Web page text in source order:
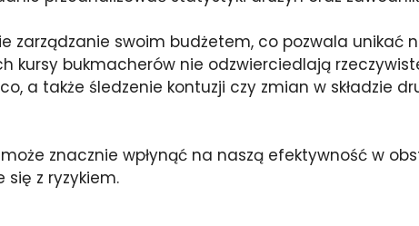
zarządzanie swoim budżetem, co pozwala unikać
kursy bukmacherów nie odzwierciedlają
a także śledzenie kontuzji czy zmian w składzie
znacznie wpłynąć na naszą efektywność w
z ryzykiem.